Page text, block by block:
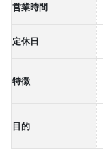
営業時間
定休日
特徴
目的